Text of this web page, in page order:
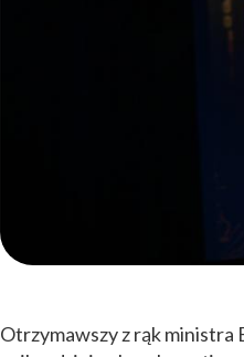
Otrzymawszy z rąk ministra